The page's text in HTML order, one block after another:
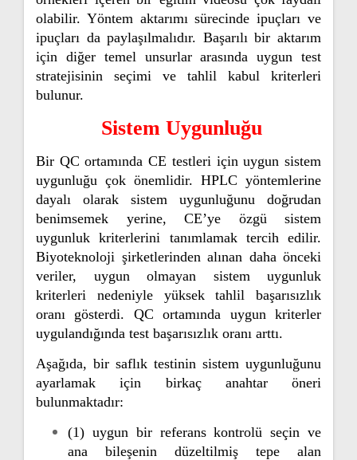
olabilir. Yöntem aktarımı sürecinde ipuçları ve
ipuçları da paylaşılmalıdır. Başarılı bir aktarım
için diğer temel unsurlar arasında uygun test
stratejisinin seçimi ve tahlil kabul kriterleri
bulunur.
Sistem Uygunluğu
Bir QC ortamında CE testleri için uygun sistem
uygunluğu çok önemlidir. HPLC yöntemlerine
dayalı olarak sistem uygunluğunu doğrudan
benimsemek yerine, CE’ye özgü sistem
uygunluk kriterlerini tanımlamak tercih edilir.
Biyoteknoloji şirketlerinden alınan daha önceki
veriler, uygun olmayan sistem uygunluk
kriterleri nedeniyle yüksek tahlil başarısızlık
oranı gösterdi. QC ortamında uygun kriterler
uygulandığında test başarısızlık oranı arttı.
Aşağıda, bir saflık testinin sistem uygunluğunu
ayarlamak için birkaç anahtar öneri
bulunmaktadır:
(1) uygun bir referans kontrolü seçin ve
ana bileşenin düzeltilmiş tepe alan